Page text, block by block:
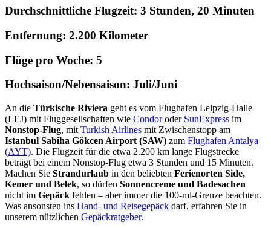
Durchschnittliche Flugzeit: 3 Stunden, 20 Minuten
Entfernung: 2.200 Kilometer
Flüge pro Woche: 5
Hochsaison/Nebensaison: Juli/Juni
An die Türkische Riviera geht es vom Flughafen Leipzig-Halle
(LEJ) mit Fluggesellschaften wie Condoroder SunExpress im
Nonstop-Flug, mit Turkish Airlines mit Zwischenstopp am
Istanbul Sabiha Gökcen Airport (SAW) zum Flughafen Antalya
(AYT). Die Flugzeit für die etwa 2.200 km lange Flugstrecke
beträgt bei einem Nonstop-Flug etwa 3 Stunden und 15 Minuten.
Machen Sie Strandurlaub in den beliebten Ferienorten Side,
Kemer und Belek, so dürfen Sonnencreme und Badesachen
nicht im Gepäck fehlen – aber immer die 100-ml-Grenze beachten.
Was ansonsten ins Hand- und Reisegepäck darf, erfahren Sie in
unserem nützlichen Gepäckratgeber.